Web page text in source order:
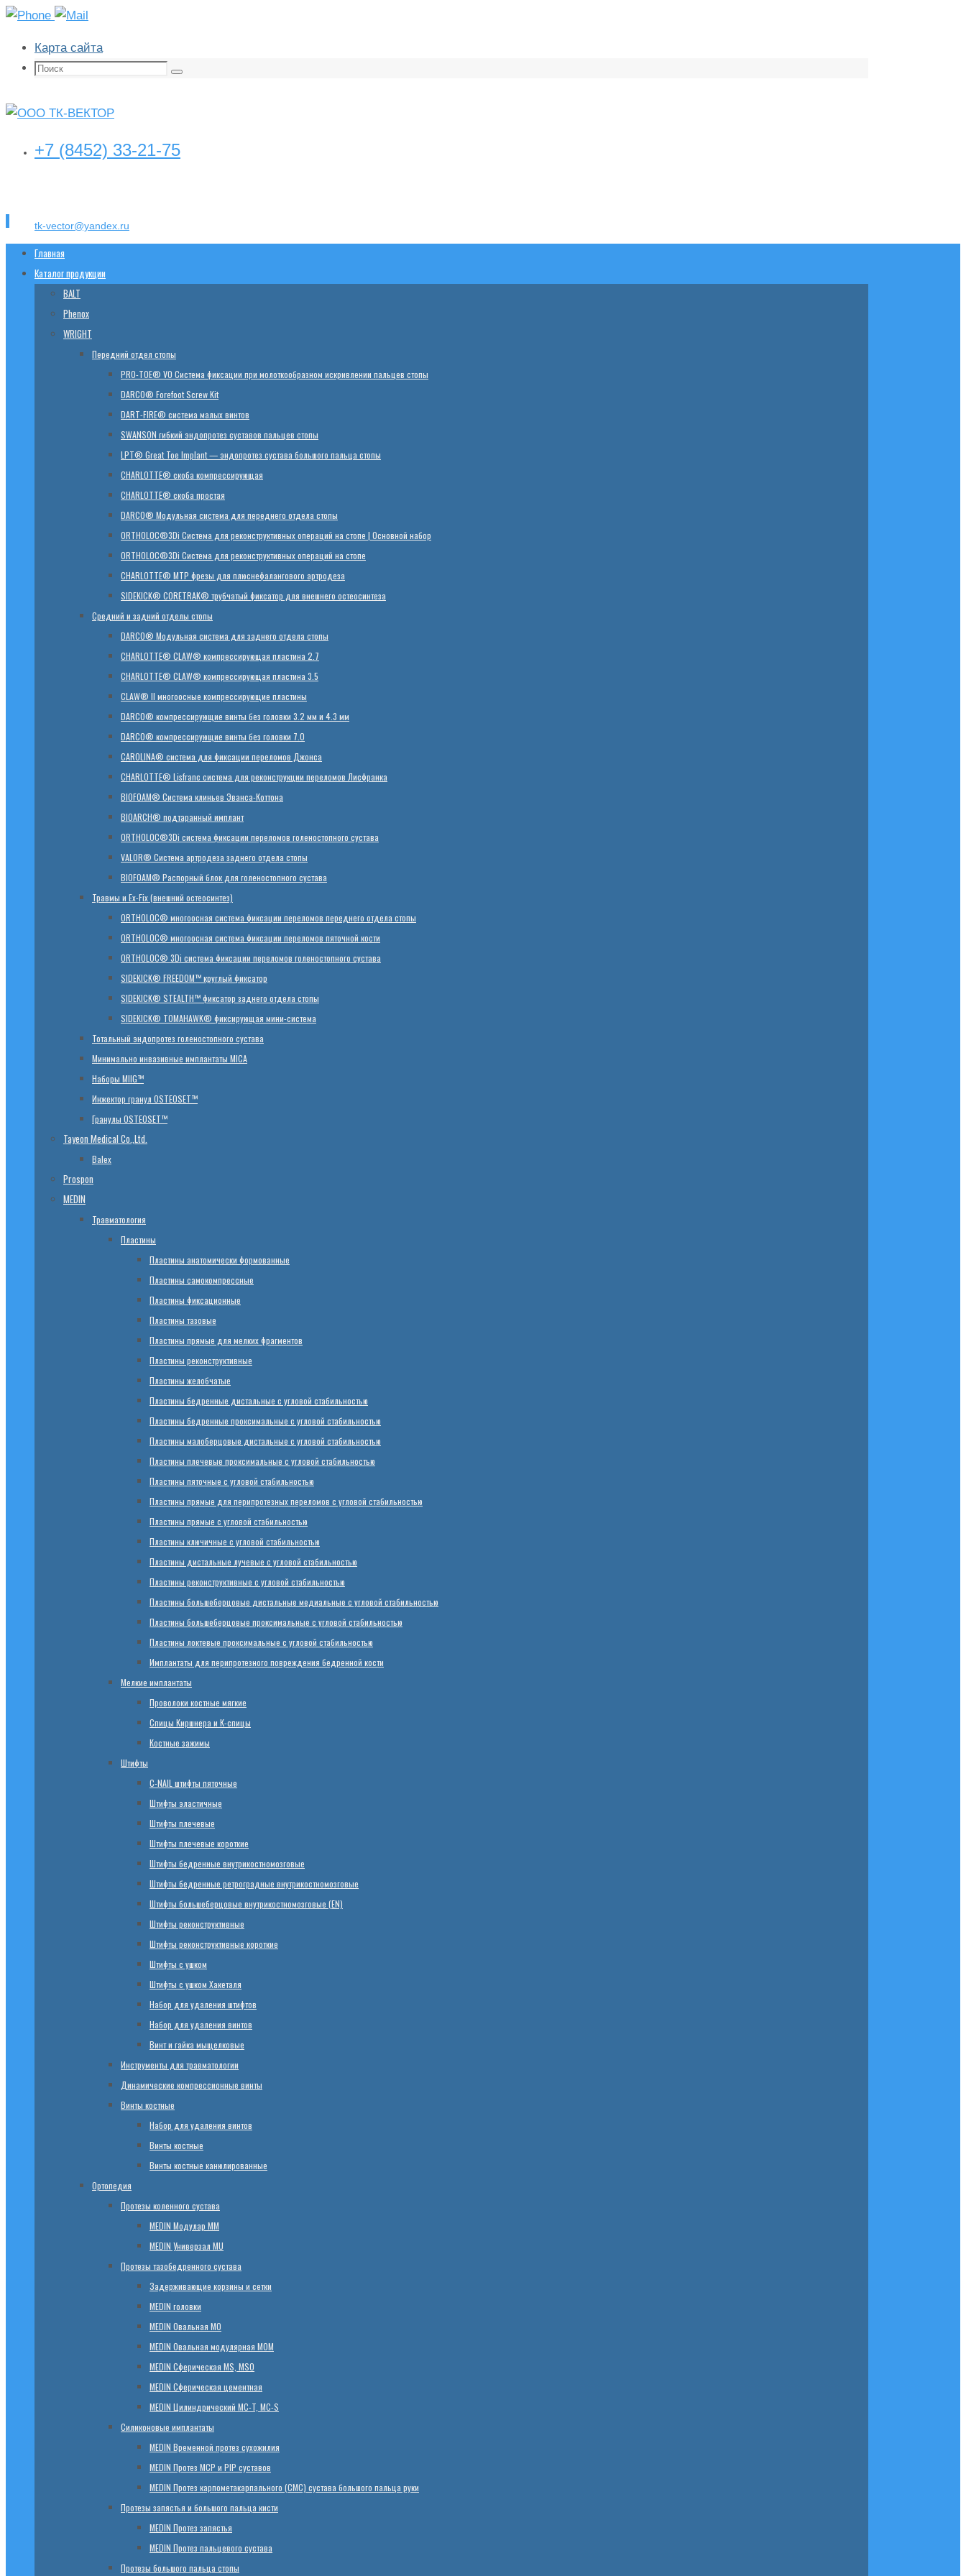
Карта сайта
Поиск:
Поиск
+7 (8452) 33-21-75
tk-vector@yandex.ru
Перейти
содержимому
Главная
Каталог продукции
BALT
Phenox
WRIGHT
Передний отдел стопы
PRO-TOE® VO Система фиксации при молоткообразном искривлении пальцев стопы
DARCO® Forefoot Screw Kit
DART-FIRE® система малых винтов
SWANSON гибкий эндопротез суставов пальцев стопы
LPT® Great Toe Implant — эндопротез сустава большого пальца стопы
CHARLOTTE® скоба компрессирующая
CHARLOTTE® скоба простая
DARCO® Модульная система для переднего отдела стопы
ORTHOLOC®3Di Система для реконструктивных операций на стопе | Основной набор
ORTHOLOC®3Di Система для реконструктивных операций на стопе
CHARLOTTE® MTP фрезы для плюснефалангового артродеза
SIDEKICK® CORETRAK® трубчатый фиксатор для внешнего остеосинтеза
Средний и задний отделы стопы
DARCO® Модульная система для заднего отдела стопы
CHARLOTTE® CLAW® компрессирующая пластина 2.7
CHARLOTTE® CLAW® компрессирующая пластина 3.5
CLAW® II многоосные компрессирующие пластины
DARCO® компрессирующие винты без головки 3.2 мм и 4.3 мм
DARCO® компрессирующие винты без головки 7.0
CAROLINA® система для фиксации переломов Джонса
CHARLOTTE® Lisfranc система для реконструкции переломов Лисфранка
BIOFOAM® Система клиньев Эванса-Коттона
BIOARCH® подтаранный имплант
ORTHOLOC®3Di система фиксации переломов голеностопного сустава
VALOR® Система артродеза заднего отдела стопы
BIOFOAM® Распорный блок для голеностопного сустава
Травмы и Ex-Fix (внешний остеосинтез)
ORTHOLOC® многоосная система фиксации переломов переднего отдела стопы
ORTHOLOC® многоосная система фиксации переломов пяточной кости
ORTHOLOC® 3Di система фиксации переломов голеностопного сустава
SIDEKICK® FREEDOM™ круглый фиксатор
SIDEKICK® STEALTH™ фиксатор заднего отдела стопы
SIDEKICK® TOMAHAWK® фиксирующая мини-система
Тотальный эндопротез голеностопного сустава
Минимально инвазивные имплантаты MICA
Наборы MIIG™
Инжектор гранул OSTEOSET™
Гранулы OSTEOSET™
Tayeon Medical Co.,Ltd.
Balex
Prospon
MEDIN
Травматология
Пластины
Пластины анатомически формованные
Пластины самокомпрессные
Пластины фиксационные
Пластины тазовые
Пластины прямые для мелких фрагментов
Пластины реконструктивные
Пластины желобчатые
Пластины бедренные дистальные с угловой стабильностью
Пластины бедренные проксимальные с угловой стабильностью
Пластины малоберцовые дистальные с угловой стабильностью
Пластины плечевые проксимальные с угловой стабильностью
Пластины пяточные с угловой стабильностью
Пластины прямые для перипротезных переломов с угловой стабильностью
Пластины прямые с угловой стабильностью
Пластины ключичные с угловой стабильностью
Пластины дистальные лучевые с угловой стабильностью
Пластины реконструктивные с угловой стабильностью
Пластины большеберцовые дистальные медиальные с угловой стабильностью
Пластины большеберцовые проксимальные с угловой стабильностью
Пластины локтевые проксимальные с угловой стабильностью
Имплантаты для перипротезного повреждения бедренной кости
Мелкие имплантаты
Проволоки костные мягкие
Спицы Киршнера и К-спицы
Костные зажимы
Штифты
C-NAIL штифты пяточные
Штифты эластичные
Штифты плечевые
Штифты плечевые короткие
Штифты бедренные внутрикостномозговые
Штифты бедренные ретроградные внутрикостномозговые
Штифты большеберцовые внутрикостномозговые (EN)
Штифты реконструктивные
Штифты реконструктивные короткие
Штифты с ушком
Штифты с ушком Хакеталя
Набор для удаления штифтов
Набор для удаления винтов
Винт и гайка мыщелковые
Инструменты для травматологии
Динамические компрессионные винты
Винты костные
Набор для удаления винтов
Винты костные
Винты костные канюлированные
Ортопедия
Протезы коленного сустава
МЕDIN Модулар ММ
МЕDIN Универзал MU
Протезы тазобедренного сустава
Задерживающие корзины и сетки
МЕDIN головки
МЕDIN Овальная MО
МЕDIN Овальная модулярная MOM
МЕDIN Сферическая MS, MSO
МЕDIN Сферическая цементная
МЕDIN Цилиндрический MC-T, MC-S
Силиконовые имплантаты
МЕDIN Временной протез сухожилия
МЕDIN Протез MCP и PIP суставов
МЕDIN Протез карпометакарпального (СМС) сустава большого пальца руки
Протезы запястья и большого пальца кисти
МЕDIN Протез запястья
МЕDIN Протез пальцевого сустава
Протезы большого пальца стопы